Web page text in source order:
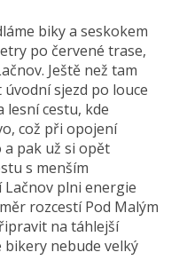
biky a seskokem
po červené trase,
Ještě než tam
sjezd po louce
lesní cestu, kde
což při opojení
pak už si opět
s menším
Lačnov plni energie
rozcestí Pod Malým
na táhlejší
nebude velký